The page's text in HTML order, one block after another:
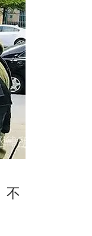
不